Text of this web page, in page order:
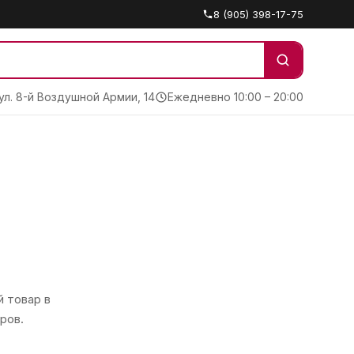
8 (905) 398-17-75
8-й Воздушной Армии, 14 Ежедневно 10:00 – 20:00
товар в